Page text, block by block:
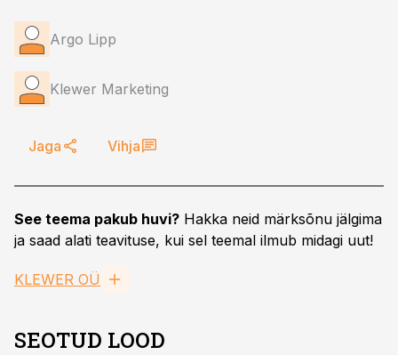
Argo Lipp
Klewer Marketing
Jaga Vihja
See teema pakub huvi? Hakka neid märksõnu jälgima
ja saad alati teavituse, kui sel teemal ilmub midagi uut!
KLEWER OÜ
SEOTUD LOOD